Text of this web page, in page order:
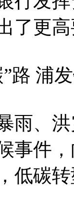
了更高
路 浦
雨、
事件
低碳